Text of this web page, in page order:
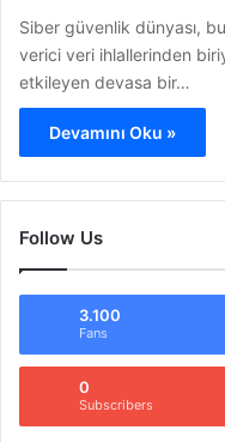
Siber güvenlik dünyası,
verici veri ihlallerinden
etkileyen devasa bir…
Devamını Oku »
Follow Us
3.100
Fans
0
Subscribers